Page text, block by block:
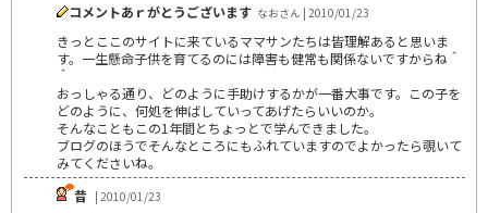
コメントあｒがとうございます なおさん | 2010/01/23
きっとここのサイトに来ているママサンたちは皆理解あると思いま
す。一生懸命子供を育てるのには障害も健常も関係ないですからね＾
＾
おっしゃる通り、どのように手助けするかが一番大事です。この子を
どのように、何処を伸ばしていってあげたらいいのか。
そんなこともこの1年間とちょっとで学んできました。
ブログのほうでそんなところにもふれていますのでよかったら覗いて
みてくださいね。
昔 | 2010/01/23